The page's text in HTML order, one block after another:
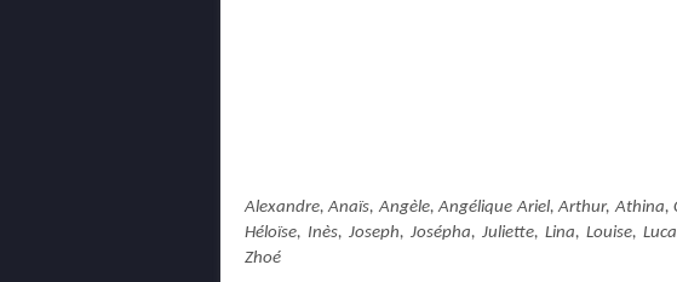
Alexandre, Anaïs, Angèle, Angélique Ariel, Arthur, Athina,
Héloïse, Inès, Joseph, Josépha, Juliette, Lina, Louise,
Zhoé